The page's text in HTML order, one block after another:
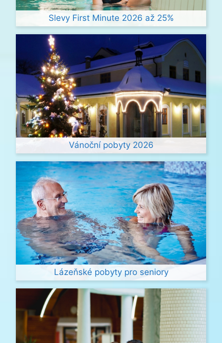
Slevy First Minute 2026 až 25%
Vánoční pobyty 2026
Lázeňské pobyty pro seniory